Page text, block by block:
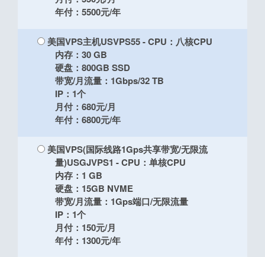
年付：5500元/年
美国VPS主机USVPS55- CPU：八核CPU
内存：30 GB
硬盘：800GB SSD
带宽/月流量：1Gbps/32 TB
IP：1个
月付：680元/月
年付：6800元/年
美国VPS(国际线路1Gps共享带宽/无限流
量)USGJVPS1 - CPU：单核CPU
内存：1 GB
硬盘：15GB NVME
带宽/月流量：1Gps端口/无限流量
IP：1个
月付：150元/月
年付：1300元/年